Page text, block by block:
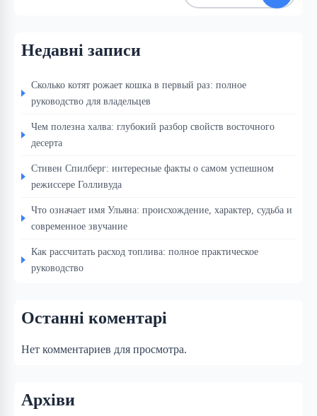
Недавні записи
Сколько котят рожает кошка в первый раз: полное
руководство для владельцев
Чем полезна халва: глубокий разбор свойств восточного
десерта
Стивен Спилберг: интересные факты о самом успешном
режиссере Голливуда
Что означает имя Ульяна: происхождение, характер, судьба и
современное звучание
Как рассчитать расход топлива: полное практическое
руководство
Останні коментарі
Нет комментариев для просмотра.
Архіви